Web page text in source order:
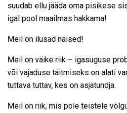
suudab ellu jääda oma pisikese
igal pool maailmas hakkama!
Meil on ilusad naised!
Meil on väike riik – igasuguse
või vajaduse täitmiseks on alati
tuttava tuttav, kes on asjatundja.
Meil on riik, mis pole teistele